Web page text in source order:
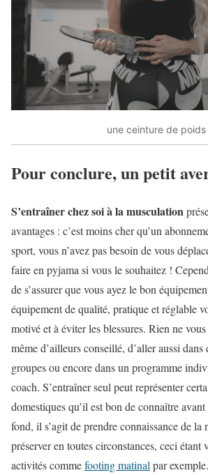
une ceinture de poids
Pour conclure, un petit
S’entraîner chez soi à la musculation
avantages : c’est moins cher qu’un
sport, vous n’avez pas besoin de vous
faire en pyjama si vous le souhaitez !
de s’assurer que vous ayez le bon
équipement de qualité, pratique et réglable
motivé et à éviter les blessures. Rien ne vous
même d’ailleurs conseillé, d’aller aussi dans
groupes ou encore dans un programme
coach. S’entraîner seul peut représenter
domestiques qu’il est bon de connaître
fond, il s’agit de prendre connaissance de la
préserver en toutes circonstances, ceci étant
activités commefooting matinalpar exemple.